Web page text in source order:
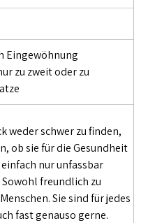
Eingewöhnung
zu zweit oder zu
weder schwer zu finden,
ob sie für die Gesundheit
nur unfassbar
freundlich zu
Sie sind für jedes
fast genauso gerne.